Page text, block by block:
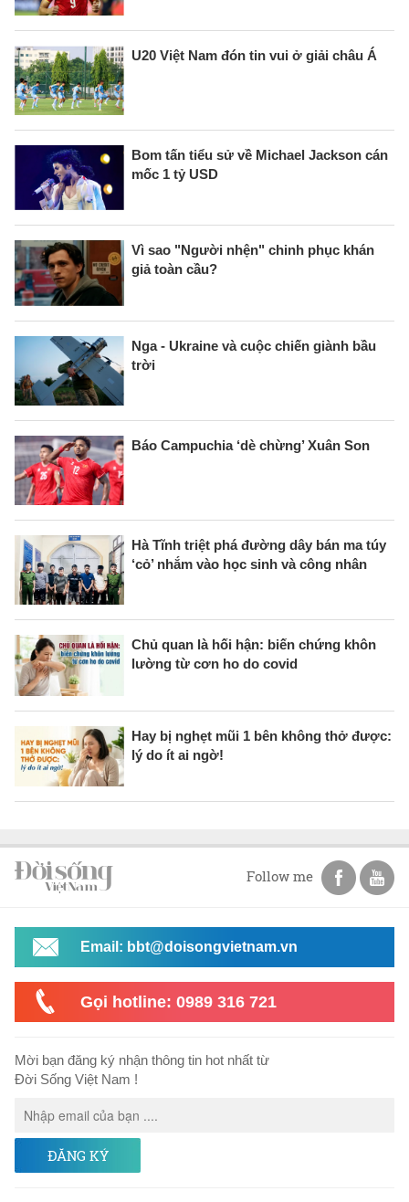
U20 Việt Nam đón tin vui ở giải châu Á
Bom tấn tiểu sử về Michael Jackson cán
mốc 1 tỷ USD
Vì sao "Người nhện" chinh phục khán
giả toàn cầu?
Nga - Ukraine và cuộc chiến giành bầu
trời
Báo Campuchia ‘dè chừng’ Xuân Son
Hà Tĩnh triệt phá đường dây bán ma túy
‘cỏ’ nhắm vào học sinh và công nhân
Chủ quan là hối hận: biến chứng khôn
lường từ cơn ho do covid
Hay bị nghẹt mũi 1 bên không thở được:
lý do ít ai ngờ!
Follow me
Email: bbt@doisongvietnam.vn
Gọi hotline: 0989 316 721
Mời bạn đăng ký nhận thông tin hot nhất từ
Đời Sống Việt Nam !
ĐĂNG KÝ